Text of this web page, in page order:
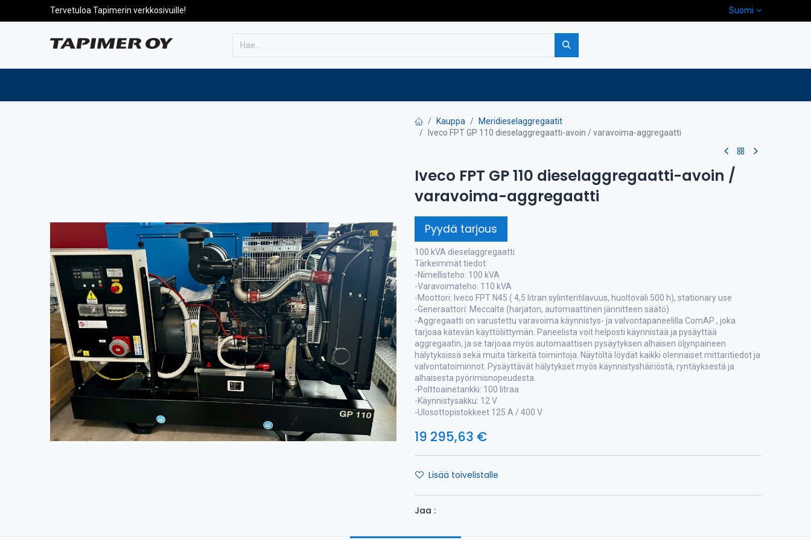
Tervetuloa Tapimerin verkkosivuille! Suomi
Kauppa
Meridieselaggregaatit
Iveco FPT GP 110 dieselaggregaatti-avoin / varavoima-aggregaatti
Iveco FPT GP 110 dieselaggregaatti-avoin /
varavoima-aggregaatti
Pyydä tarjous
100 kVA dieselaggregaatti
Tärkeimmät tiedot:
-Nimellisteho: 100 kVA
-Varavoimateho: 110 kVA
-Moottori: Iveco FPT N45 ( 4,5 litran sylinteritilavuus, huoltoväli 500 h), stationary use
-Generaattori: Meccalte (harjaton, automaattinen jännitteen säätö)
-Aggregaatti on varustettu varavoima käynnistys- ja valvontapaneelilla ComAP , joka
tarjoaa kätevän käyttöliittymän. Paneelista voit helposti käynnistää ja pysäyttää
aggregaatin, ja se tarjoaa myös automaattisen pysäytyksen alhaisen öljynpaineen
hälytyksissä sekä muita tärkeitä toimintoja. Näytöltä löydät kaikki olennaiset mittaritiedot ja
valvontatoiminnot. Pysäyttävät hälytykset myös käynnistyshäiriöstä, ryntäyksestä ja
alhaisesta pyörimisnopeudesta.
-Polttoainetankki: 100 litraa
-Käynnistysakku: 12 V
-Ulosottopistokkeet 125 A / 400 V
19 295,63 €
Lisää toivelistalle
Jaa :